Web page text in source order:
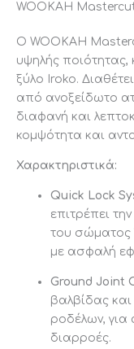
WOOKAH
Ο WOOKAH
υψηλής
ξύλο Iroko.
από ανοξείδωτο
διαφανή και
κομψότητα και
Χαρακτηριστικά:
Quick Lock
επιτρέπει
του σώματος
με ασφαλή
Ground Joint
βαλβίδας
ροδέλων,
διαρροές.